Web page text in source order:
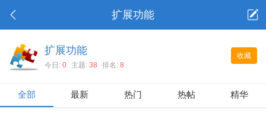
扩展功能
收藏
扩展功能
今日: 0 主题: 38 排名: 8
全部 最新 热门 热帖 精华